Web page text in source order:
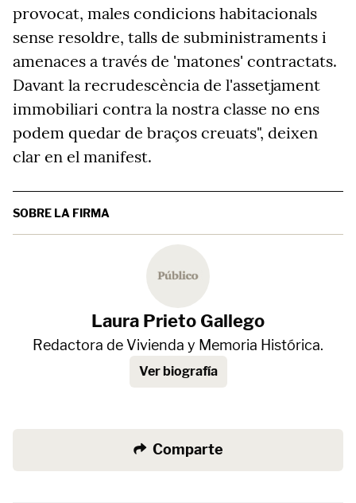
provocat, males condicions habitacionals
sense resoldre, talls de subministraments i
amenaces a través de 'matones' contractats.
Davant la recrudescència de l'assetjament
immobiliari contra la nostra classe no ens
podem quedar de braços creuats", deixen
clar en el manifest.
SOBRE LA FIRMA
Laura Prieto Gallego
Redactora de Vivienda y Memoria Histórica.
Ver biografía
Comparte